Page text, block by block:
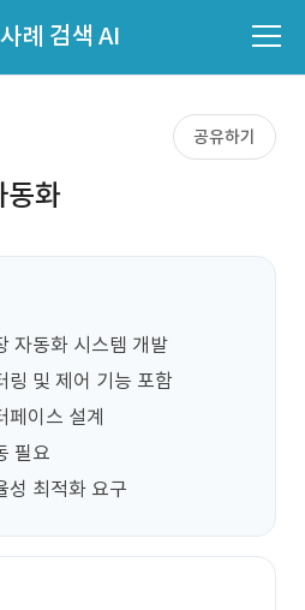
례 검색 AI
공유하기
동화
자동화 시스템 개발
링 및 제어 기능 포함
이스 설계
필요
성 최적화 요구